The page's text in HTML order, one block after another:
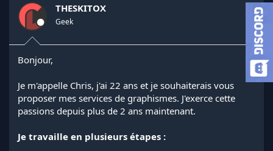
a
t
e
u
d
l
d
i
c
e
THESKITOX
Geek
Bonjour,
Je m'appelle Chris, j'ai 22 ans et je souhaiterais vous
proposer mes services de graphismes. J'exerce cette
passions depuis plus de 2 ans maintenant.
Je travaille en plusieurs étapes :